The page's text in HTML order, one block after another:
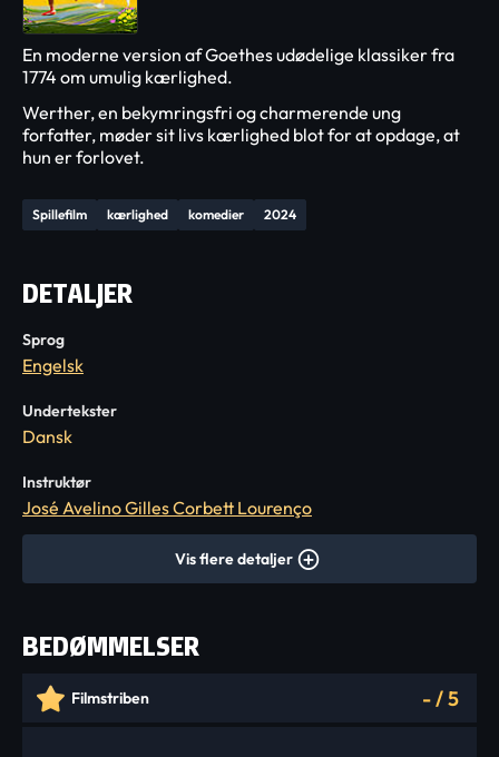
Spillefilm kærlighed komedier 2024
En moderne version af Goethes udødelige klassiker fra
1774 om umulig kærlighed.
Werther, en bekymringsfri og charmerende ung
forfatter, møder sit livs kærlighed blot for at opdage, at
hun er forlovet.
DETALJER
Sprog
Engelsk
Undertekster
Dansk
Instruktør
José Avelino Gilles Corbett Lourenço
Vis flere detaljer
BEDØMMELSER
Filmstriben -/5